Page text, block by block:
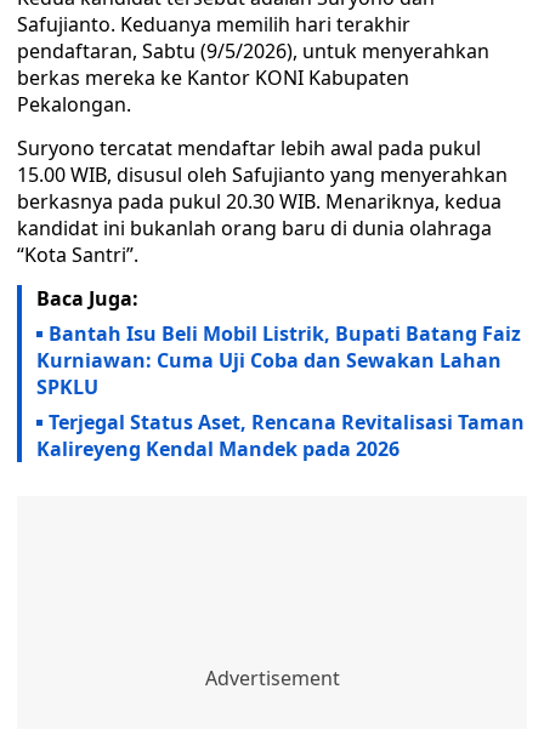
Safujianto. Keduanya memilih hari terakhir
pendaftaran, Sabtu (9/5/2026), untuk menyerahkan
berkas mereka ke Kantor KONI Kabupaten
Pekalongan.
Suryono tercatat mendaftar lebih awal pada pukul
15.00 WIB, disusul oleh Safujianto yang menyerahkan
berkasnya pada pukul 20.30 WIB. Menariknya, kedua
kandidat ini bukanlah orang baru di dunia olahraga
“Kota Santri”.
Baca Juga:
Bantah Isu Beli Mobil Listrik, Bupati Batang Faiz
Kurniawan: Cuma Uji Coba dan Sewakan Lahan
SPKLU
Terjegal Status Aset, Rencana Revitalisasi Taman
Kalireyeng Kendal Mandek pada 2026